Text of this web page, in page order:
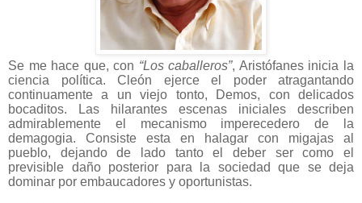
Se me hace que, con “Los caballeros”, Aristófanes inicia la
ciencia política. Cleón ejerce el poder atragantando
continuamente a un viejo tonto, Demos, con delicados
bocaditos. Las hilarantes escenas iniciales describen
admirablemente el mecanismo imperecedero de la
demagogia. Consiste esta en halagar con migajas al
pueblo, dejando de lado tanto el deber ser como el
previsible daño posterior para la sociedad que se deja
dominar por embaucadores y oportunistas.